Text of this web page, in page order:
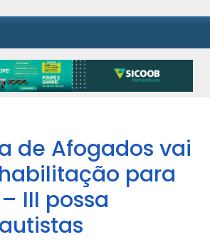
de Afogados vai
para
III possa